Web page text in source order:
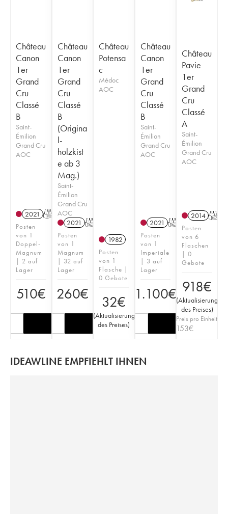
Château
Canon
1er
Grand
Cru
Classé
B
Saint-
Émilion
Grand Cru
AOC
2021 T
Posten
von 1
Doppel-
Magnum
| 2 auf
Lager
510€
Château
Canon
1er
Grand
Cru
Classé
B
(Origina
l-
holzkist
e ab 3
Mag.)
Saint-
Émilion
Grand Cru
AOC
2021 T
Posten
von 1
Magnum
| 32 auf
Lager
260€
Château
Potensa
c
Médoc
AOC
1982
Posten
von 1
Flasche |
0 Gebote
32€
(Aktualisierung
des Preises)
Château
Canon
1er
Grand
Cru
Classé
B
Saint-
Émilion
Grand Cru
AOC
2021 T
Posten
von 1
Imperiale
| 3 auf
Lager
1.100€
Château
Pavie
1er
Grand
Cru
Classé
A
Saint-
Émilion
Grand Cru
AOC
2014 T
Posten
von 6
Flaschen
| 0
Gebote
918€
(Aktualisierung
des Preises)
Preis pro Einheit
153€
IDEAWLINE EMPFIEHLT IHNEN